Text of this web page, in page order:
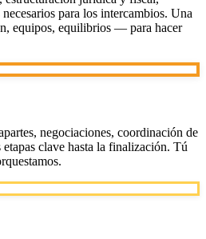
para los intercambios. Una
equipos, equilibrios — para hacer
negociaciones, coordinación de
etapas clave hasta la finalización. Tú